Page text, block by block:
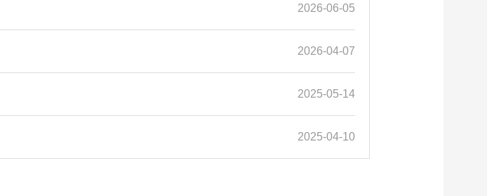
2026-06-05
2026-04-07
2025-05-14
2025-04-10